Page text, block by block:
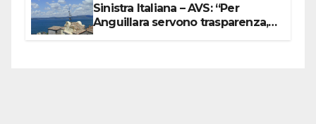
Sinistra Italiana – AVS: “Per
Anguillara servono trasparenza,